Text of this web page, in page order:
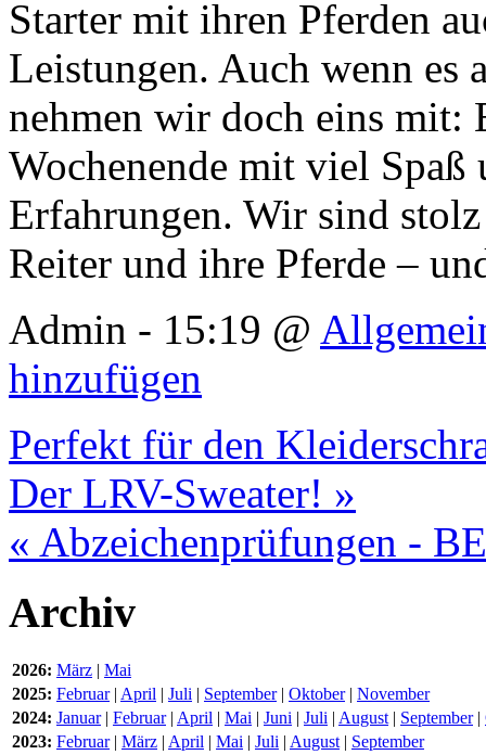
Starter mit ihren Pferden
Leistungen. Auch wenn es
nehmen wir doch eins mit:
Wochenende mit viel
Erfahrungen. Wir sind
Reiter und ihre Pferde –
Admin - 15:19 @
hinzufügen
Perfekt für den
Der LRV-Sweater! »
« Abzeichenprüfungen -
Archiv
2026: März | Mai
2025: Februar| April | Juli | September| Oktober| November
2024: Januar| Februar| April | Mai | Juni | Juli | August | September|
2023: Februar| März | April | Mai | Juli | August | September